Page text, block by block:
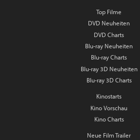
Top Filme
DVD Neuheiten
DVD Charts
Blu-ray Neuheiten
Blu-ray Charts
Blu-ray 3D Neuheiten
Blu-ray 3D Charts
Kinostarts
Kino Vorschau
Kino Charts
Neue Film Trailer